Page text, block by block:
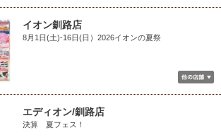
イオン釧路店
8月1日(土)-16日(日）2026イオンの夏祭
エディオン/釧路店
決算 夏フェス！